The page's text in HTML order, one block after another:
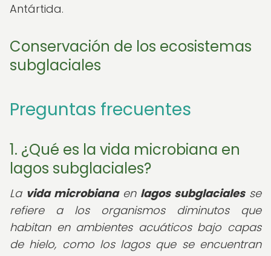
Antártida.
Conservación de los ecosistemas
subglaciales
Preguntas frecuentes
1. ¿Qué es la vida microbiana en
lagos subglaciales?
La vida microbianaen lagos subglacialesse
refiere a los organismos diminutos que
habitan en ambientes acuáticos bajo capas
de hielo, como los lagos que se encuentran